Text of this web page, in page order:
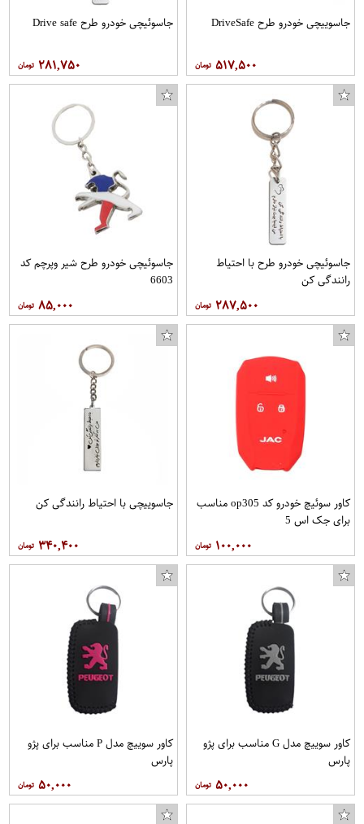
جاسوییچی خودرو طرح DriveSafe
۵۱۷,۵۰۰
جاسوئیچی خودرو طرح Drive safe
۲۸۱,۷۵۰
جاسوئیچی خودرو طرح با احتیاط
رانندگی کن
۲۸۷,۵۰۰
جاسوئیچی خودرو طرح شیر وپرچم کد
6603
۸۵,۰۰۰
کاور سوئیچ خودرو کد op305 مناسب
برای جک اس 5
۱۰۰,۰۰۰
جاسوييچى با احتياط رانندگى کن
۳۴۰,۴۰۰
کاور سوییچ مدل G مناسب برای پژو
پارس
۵۰,۰۰۰
کاور سوییچ مدل P مناسب برای پژو
پارس
۵۰,۰۰۰